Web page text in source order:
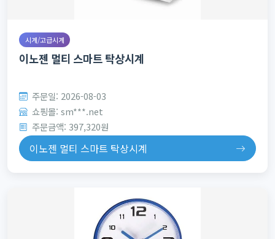
시계/고급시계
이노젠 멀티 스마트 탁상시계
주문일: 2026-08-03
쇼핑몰: sm***.net
주문금액: 397,320원
이노젠 멀티 스마트 탁상시계